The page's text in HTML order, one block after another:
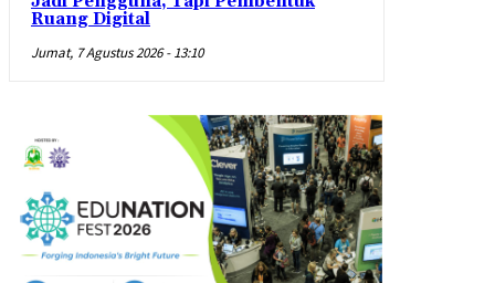
Ruang Digital
Jumat, 7 Agustus 2026 - 13:10